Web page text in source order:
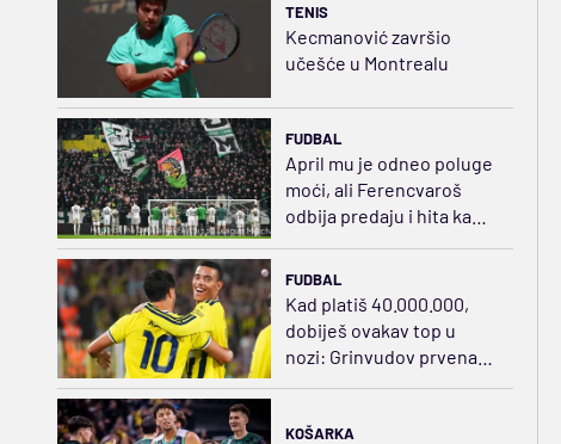
TENIS
Kecmanović završio
učešće u Montrealu
FUDBAL
April mu je odneo poluge
moći, ali Ferencvaroš
odbija predaju i hita ka
FUDBAL
Kad platiš 40.000.000,
dobiješ ovakav top u
nozi: Grinvudov prvenac,
zategao praćku za sve
KOŠARKA